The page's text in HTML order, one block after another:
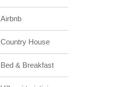
Airbnb
Country House
Bed & Breakfast